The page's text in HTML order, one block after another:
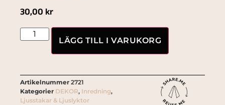
30,00 kr
LÄGG TILL I VARUKORG
Artikelnummer 2721
Kategorier DEKOR, Inredning,
Ljusstakar & Ljuslyktor